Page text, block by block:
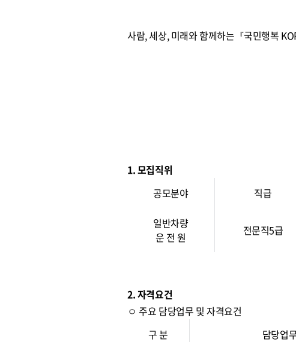
사람, 세상, 미래와 함께하는『국민행복
1. 모집직위
공모분야
직급
일반차량
운 전 원
전문직5급
2. 자격요건
ㅇ 주요 담당업무 및 자격요건
구 분
담당업